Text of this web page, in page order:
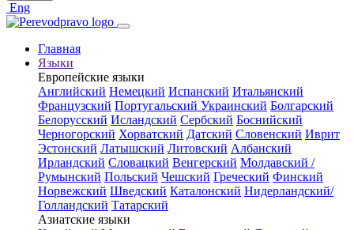
Eng
Главная
Языки
Европейские языки
Английский Немецкий Испанский Итальянский
Французский Португальский Украинский Болгарский
Белорусский Исландский Сербский Боснийский
Черногорский Хорватский Датский Словенский Иврит
Эстонский Латышский Литовский Албанский
Ирландский Словацкий Венгерский Молдавский /
Румынский Польский Чешский Греческий Финский
Норвежский Шведский Каталонский Нидерландский/
Голландский Татарский
Азиатские языки